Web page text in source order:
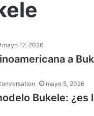
mayo 17, 2026
a
mayo 5, 2026
Bukele: